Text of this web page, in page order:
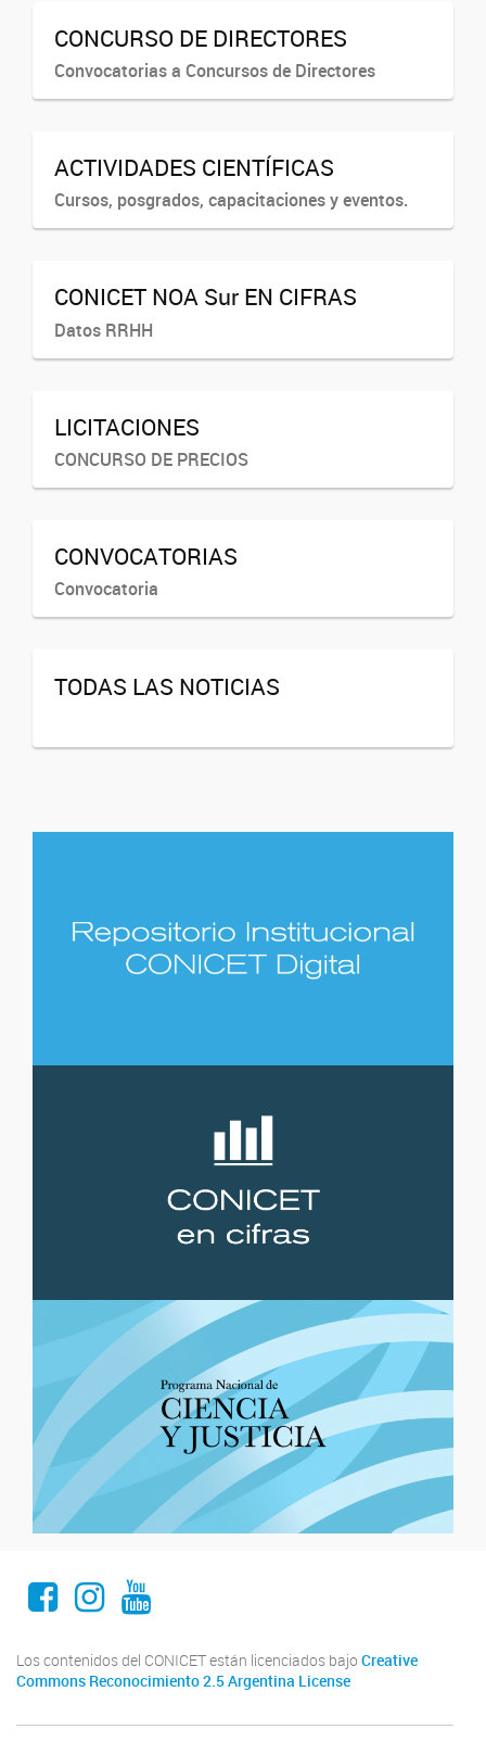
CONCURSO DE DIRECTORES
Convocatorias a Concursos de Directores
ACTIVIDADES CIENTÍFICAS
Cursos, posgrados, capacitaciones y eventos.
CONICET NOA Sur EN CIFRAS
Datos RRHH
LICITACIONES
CONCURSO DE PRECIOS
CONVOCATORIAS
Convocatoria
TODAS LAS NOTICIAS
Facebook
Instagram
Youtube
Los contenidos del CONICET están licenciados bajo Creative
Commons Reconocimiento 2.5 Argentina License